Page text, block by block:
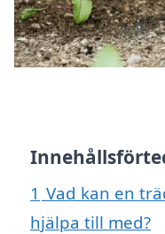
1 Vad kan en
hjälpa till med?